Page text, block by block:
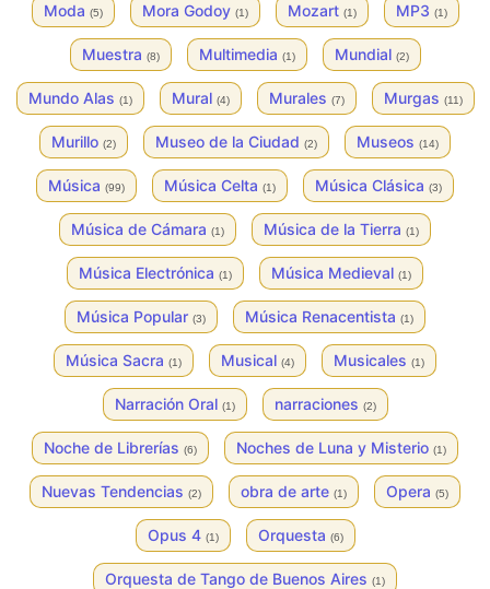
Moda (5) Mora Godoy (1) Mozart (1) MP3 (1)
Muestra (8) Multimedia (1) Mundial (2)
Mundo Alas (1) Mural (4) Murales (7) Murgas (11)
Murillo (2) Museo de la Ciudad (2) Museos (14)
Música (99) Música Celta (1) Música Clásica (3)
Música de Cámara (1) Música de la Tierra (1)
Música Electrónica (1) Música Medieval (1)
Música Popular (3) Música Renacentista (1)
Música Sacra (1) Musical (4) Musicales (1)
Narración Oral (1) narraciones (2)
Noche de Librerías (6) Noches de Luna y Misterio (1)
Nuevas Tendencias (2) obra de arte (1) Opera (5)
Opus 4 (1) Orquesta (6)
Orquesta de Tango de Buenos Aires (1)